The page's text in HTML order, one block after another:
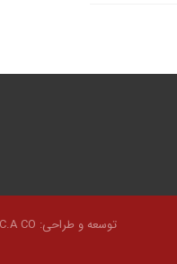
توسعه و طراحی: CO